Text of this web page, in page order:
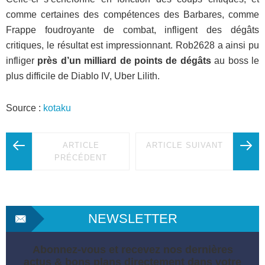
comme certaines des compétences des Barbares, comme
Frappe foudroyante de combat, infligent des dégâts
critiques, le résultat est impressionnant. Rob2628 a ainsi pu
infliger près d’un milliard de points de dégâtsau boss le
plus difficile de Diablo IV, Uber Lilith.
Source : kotaku
ARTICLE
PRÉCÉDENT
ARTICLE SUIVANT
NEWSLETTER
Abonnez-vous et recevez nos dernières
actus & bons plans directement dans votre